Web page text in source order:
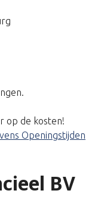
op de kosten!
Openingstijden
BV